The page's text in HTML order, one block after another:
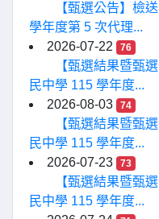
【甄選公告】檢
學年度第 5 次代理...
2026-07-22
76
【甄選結果暨甄
民中學 115 學年度...
2026-08-03
74
【甄選結果暨甄
民中學 115 學年度...
2026-07-23
73
【甄選結果暨甄
民中學 115 學年度...